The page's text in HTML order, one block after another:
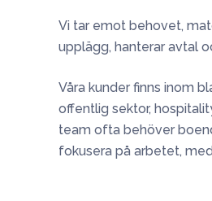
Vi tar emot behovet,
upplägg, hanterar avtal
Våra kunder finns inom
offentlig sektor,
team ofta behöver
fokusera på arbetet,